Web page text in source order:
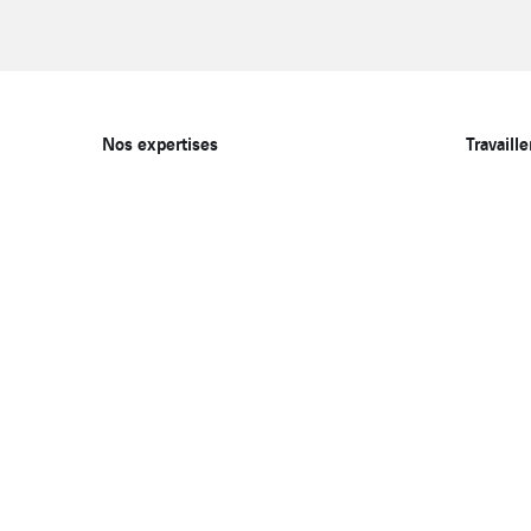
Nos expertises